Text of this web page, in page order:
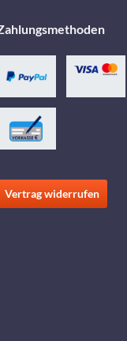
Vertrag widerrufen